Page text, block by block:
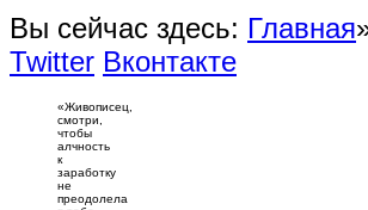
Вы сейчас здесь: Главная
Twitter Вконтакте
«Живописец,
смотри,
чтобы
алчность
к
заработку
не
преодолела